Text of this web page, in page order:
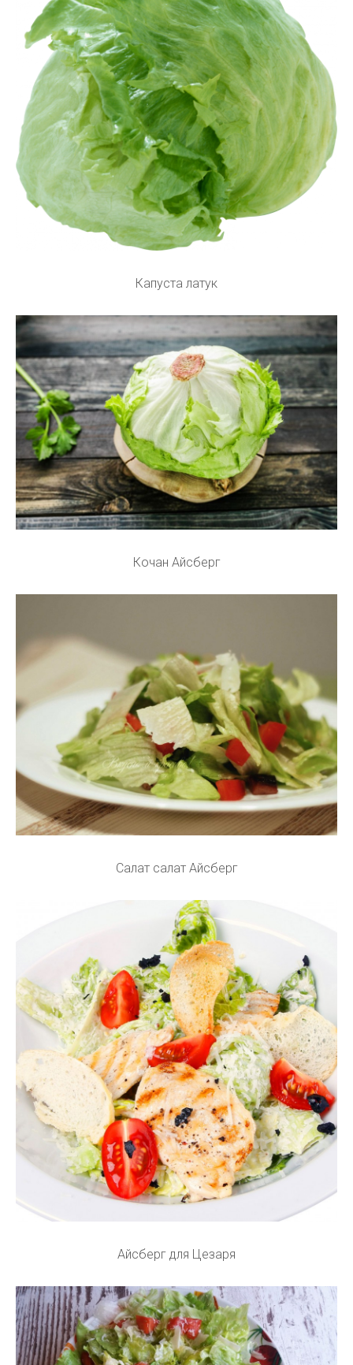
Капуста латук
Кочан Айсберг
Салат салат Айсберг
Айсберг для Цезаря